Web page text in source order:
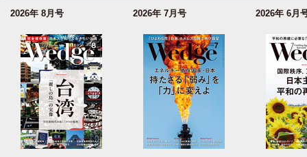
2026年 8月号 2026年 7月号 2026年 6月